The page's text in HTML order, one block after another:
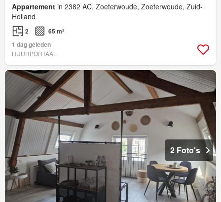
Appartement in 2382 AC, Zoeterwoude, Zoeterwoude, Zuid-
Holland
2
65 m²
1 dag geleden
HUURPORTAAL
2 Foto's